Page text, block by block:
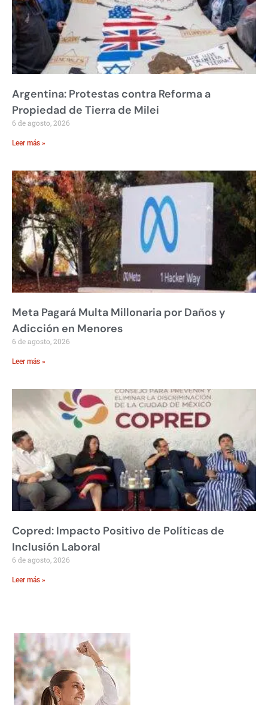
Argentina: Protestas contra Reforma a
Propiedad de Tierra de Milei
6 de agosto, 2026
Leer más »
Meta Pagará Multa Millonaria por Daños y
Adicción en Menores
6 de agosto, 2026
Leer más »
Copred: Impacto Positivo de Políticas de
Inclusión Laboral
6 de agosto, 2026
Leer más »